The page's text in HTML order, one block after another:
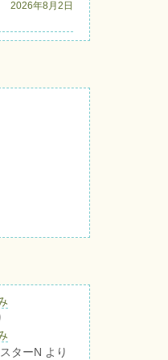
2026年8月2日
ターN より